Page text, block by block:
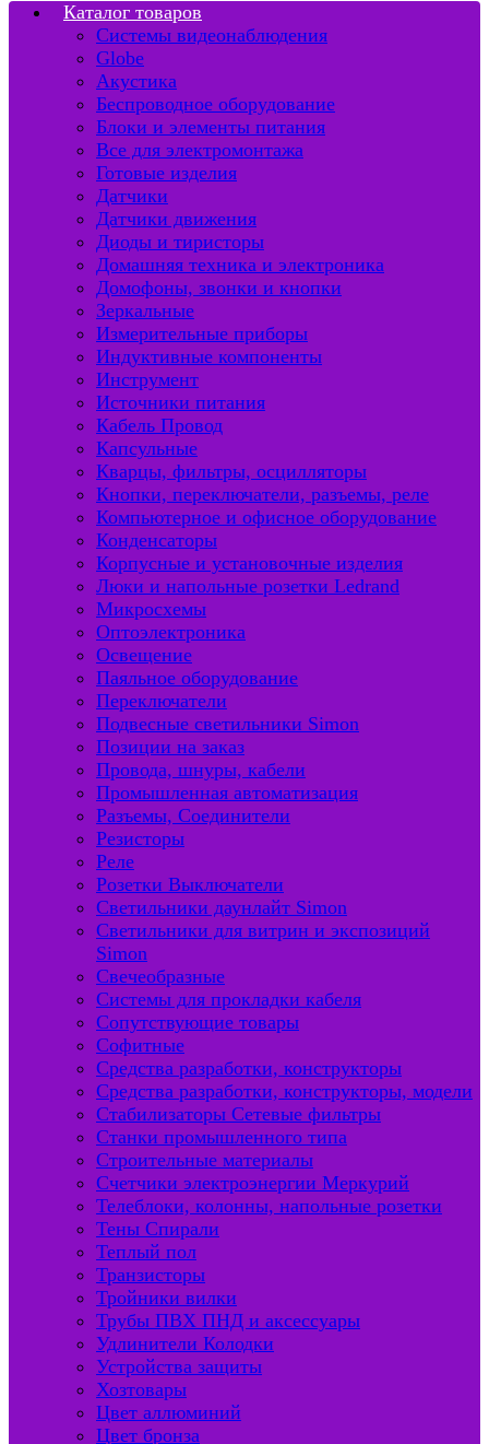
Каталог товаров
Системы видеонаблюдения
Globe
Акустика
Беспроводное оборудование
Блоки и элементы питания
Все для электромонтажа
Готовые изделия
Датчики
Датчики движения
Диоды и тиристоры
Домашняя техника и электроника
Домофоны, звонки и кнопки
Зеркальные
Измерительные приборы
Индуктивные компоненты
Инструмент
Источники питания
Кабель Провод
Капсульные
Кварцы, фильтры, осцилляторы
Кнопки, переключатели, разъемы, реле
Компьютерное и офисное оборудование
Конденсаторы
Корпусные и установочные изделия
Люки и напольные розетки Ledrand
Микросхемы
Оптоэлектроника
Освещение
Паяльное оборудование
Переключатели
Подвесные светильники Simon
Позиции на заказ
Провода, шнуры, кабели
Промышленная автоматизация
Разъемы, Соединители
Резисторы
Реле
Розетки Выключатели
Светильники даунлайт Simon
Светильники для витрин и экспозиций
Simon
Свечеобразные
Системы для прокладки кабеля
Сопутствующие товары
Софитные
Средства разработки, конструкторы
Средства разработки, конструкторы, модели
Стабилизаторы Сетевые фильтры
Станки промышленного типа
Строительные материалы
Счетчики электроэнергии Меркурий
Телеблоки, колонны, напольные розетки
Тены Спирали
Теплый пол
Транзисторы
Тройники вилки
Трубы ПВХ ПНД и аксессуары
Удлинители Колодки
Устройства защиты
Хозтовары
Цвет аллюминий
Цвет бронза